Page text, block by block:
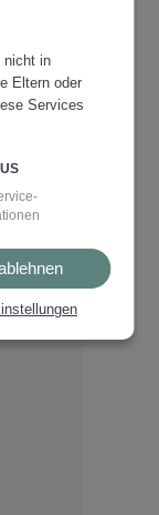
nicht in
Eltern oder
Services